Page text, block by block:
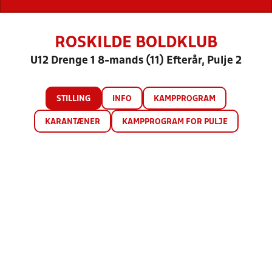
ROSKILDE BOLDKLUB
U12 Drenge 1 8-mands (11) Efterår, Pulje 2
STILLING INFO KAMPPROGRAM
KARANTÆNER KAMPPROGRAM FOR PULJE